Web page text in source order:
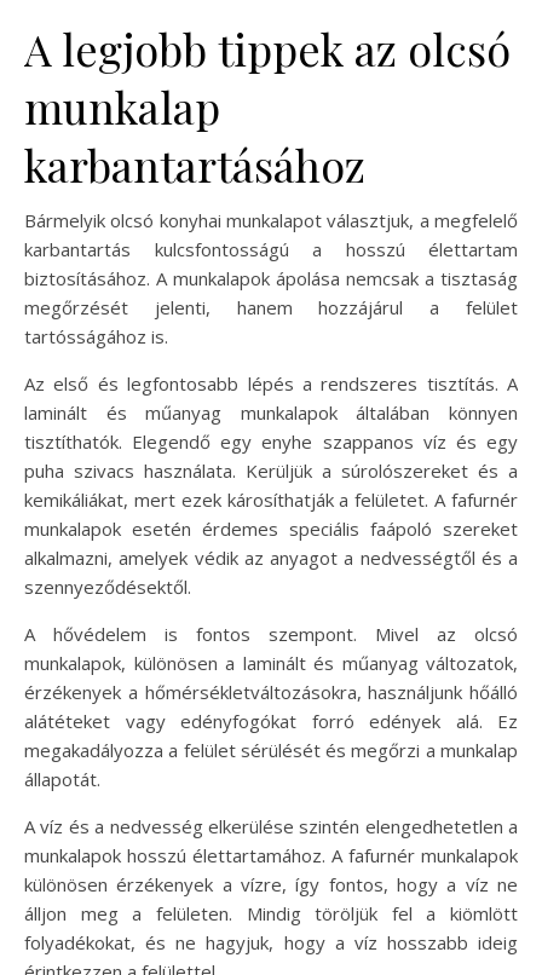
A legjobb tippek az olcsó
munkalap
karbantartásához
Bármelyik olcsó konyhai munkalapot választjuk, a megfelelő
karbantartás kulcsfontosságú a hosszú élettartam
biztosításához. A munkalapok ápolása nemcsak a tisztaság
megőrzését jelenti, hanem hozzájárul a felület
tartósságához is.
Az első és legfontosabb lépés a rendszeres tisztítás. A
laminált és műanyag munkalapok általában könnyen
tisztíthatók. Elegendő egy enyhe szappanos víz és egy
puha szivacs használata. Kerüljük a súrolószereket és a
kemikáliákat, mert ezek károsíthatják a felületet. A fafurnér
munkalapok esetén érdemes speciális faápoló szereket
alkalmazni, amelyek védik az anyagot a nedvességtől és a
szennyeződésektől.
A hővédelem is fontos szempont. Mivel az olcsó
munkalapok, különösen a laminált és műanyag változatok,
érzékenyek a hőmérsékletváltozásokra, használjunk hőálló
alátéteket vagy edényfogókat forró edények alá. Ez
megakadályozza a felület sérülését és megőrzi a munkalap
állapotát.
A víz és a nedvesség elkerülése szintén elengedhetetlen a
munkalapok hosszú élettartamához. A fafurnér munkalapok
különösen érzékenyek a vízre, így fontos, hogy a víz ne
álljon meg a felületen. Mindig töröljük fel a kiömlött
folyadékokat, és ne hagyjuk, hogy a víz hosszabb ideig